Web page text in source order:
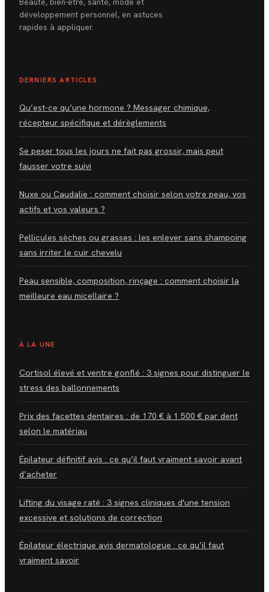
développement personnel, en astuces
rapides à appliquer.
DERNIERS ARTICLES
Qu’est-ce qu’une hormone ? Messager chimique,
récepteur spécifique et dérèglements
Se peser tous les jours ne fait pas grossir, mais peut
fausser votre suivi
Nuxe ou Caudalie : comment choisir selon votre peau, vos
actifs et vos valeurs ?
Pellicules sèches ou grasses : les enlever sans shampoing
sans irriter le cuir chevelu
Peau sensible, composition, rinçage : comment choisir la
meilleure eau micellaire ?
À LA UNE
Cortisol élevé et ventre gonflé : 3 signes pour distinguer le
stress des ballonnements
Prix des facettes dentaires : de 170 € à 1 500 € par dent
selon le matériau
Épilateur définitif avis : ce qu’il faut vraiment savoir avant
d’acheter
Lifting du visage raté : 3 signes cliniques d'une tension
excessive et solutions de correction
Épilateur électrique avis dermatologue : ce qu’il faut
vraiment savoir